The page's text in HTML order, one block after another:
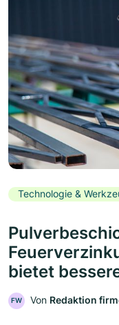
Technologie &
bietet
FW Von Redaktion